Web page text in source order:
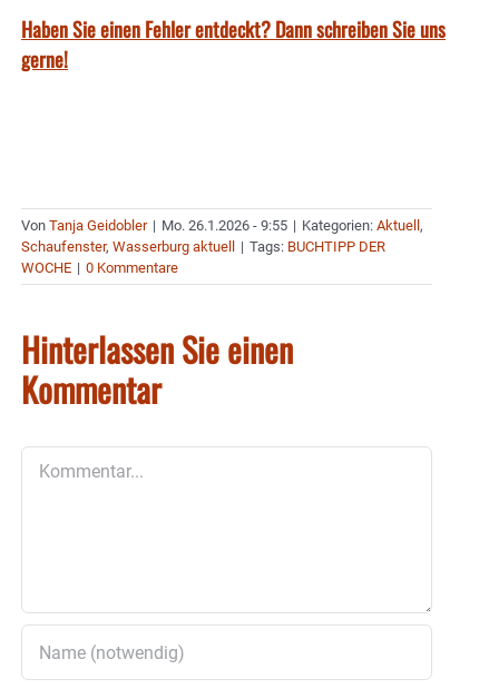
Haben Sie einen Fehler entdeckt? Dann schreiben Sie uns
gerne!
Von Tanja Geidobler | Mo. 26.1.2026 - 9:55 | Kategorien: Aktuell ,
Schaufenster, Wasserburg aktuell | Tags: BUCHTIPP DER
WOCHE | 0 Kommentare
Hinterlassen Sie einen
Kommentar